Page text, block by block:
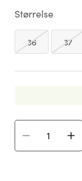
Størrelse
36 37
Antall